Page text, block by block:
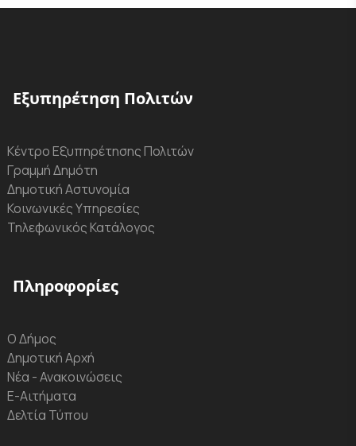
Εξυπηρέτηση Πολιτών
Κέντρο Εξυπηρέτησης Πολιτών
Γραμμή Δημότη
Δημοτική Αστυνομία
Κοινωνικές Υπηρεσίες
Τηλεφωνικός Κατάλογος
Πληροφορίες
Ο Δήμος
Δημοτική Αρχή
Νέα - Ανακοινώσεις
Ε-Αιτήματα
Δελτία Τύπου